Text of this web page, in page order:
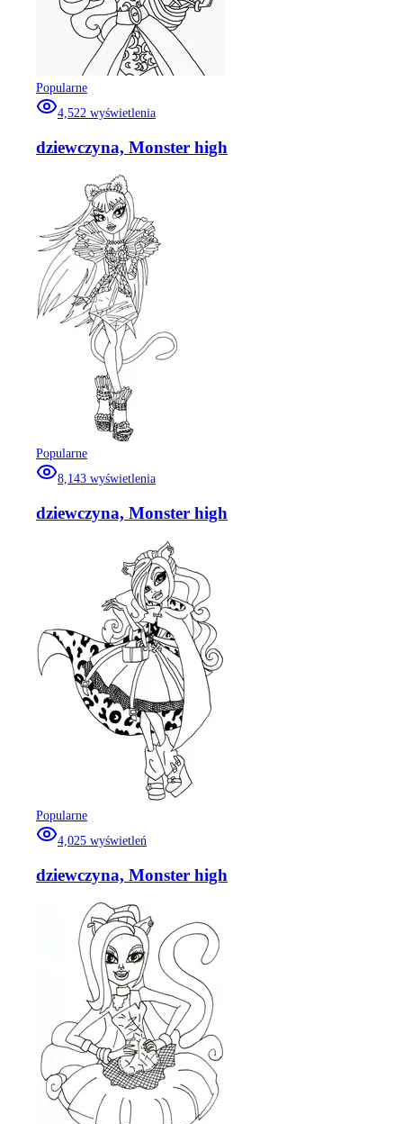
Popularne
4,522 wyświetlenia
dziewczyna, Monster high
Popularne
8,143 wyświetlenia
dziewczyna, Monster high
Popularne
4,025 wyświetleń
dziewczyna, Monster high